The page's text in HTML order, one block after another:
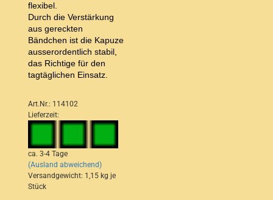
flexibel.
Durch die Verstärkung
aus gereckten
Bändchen ist die Kapuze
ausserordentlich stabil,
das Richtige für den
tagtäglichen Einsatz.
Art.Nr.: 114102
Lieferzeit:
ca. 3-4 Tage
(Ausland abweichend)
Versandgewicht: 1,15 kg je
Stück